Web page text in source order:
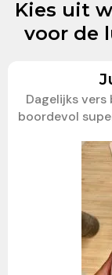
Kies uit
voor de
Dagelijks
boordevol